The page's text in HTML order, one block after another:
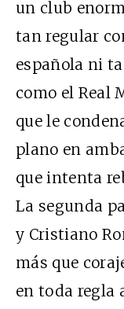
un club
tan regular
española ni
como el Real
que le
plano en
que intenta
La segunda
y Cristiano
más que
en toda regla